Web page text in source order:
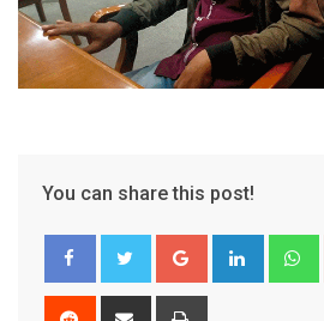
You can share this post!
Google+ LinkedIn
Reddit
Share